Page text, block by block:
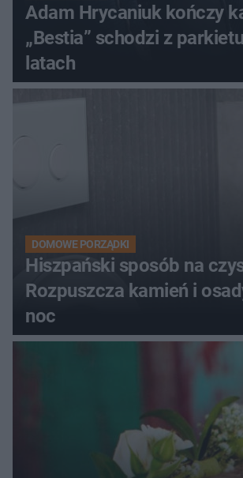
Adam Hrycaniuk kończy
„Bestia” schodzi z
latach
DOMOWE PORZĄDKI
Hiszpański sposób na
Rozpuszcza kamień i
noc